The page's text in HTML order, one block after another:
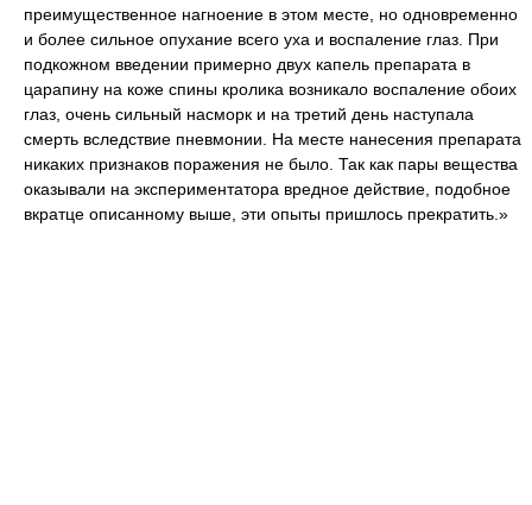
преимущественное нагноение в этом месте, но одновременно
и более сильное опухание всего уха и воспаление глаз. При
подкожном введении примерно двух капель препарата в
царапину на коже спины кролика возникало воспаление обоих
глаз, очень сильный насморк и на третий день наступала
смерть вследствие пневмонии. На месте нанесения препарата
никаких признаков поражения не было. Так как пары вещества
оказывали на экспериментатора вредное действие, подобное
вкратце описанному выше, эти опыты пришлось прекратить.»